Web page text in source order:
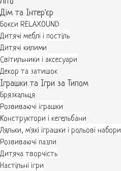
Дім та Інтер'єр
Бокси RELAXOUND
Дитячі меблі і постіль
Дитячі килими
Світильники і аксесуари
Декор та затишок
Іграшки та Ігри за Типом
Брязкальця
Розвиваючі іграшки
Конструктори і кегельбани
Ляльки, м'які іграшки і рольові набори
Розвиваючі пазли
Дитяча творчість
Настільні ігри